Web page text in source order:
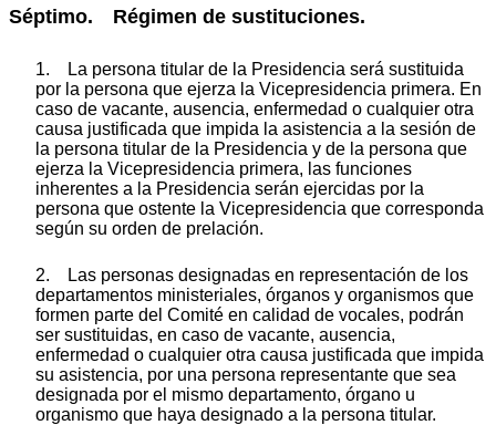
Séptimo. Régimen de sustituciones.
1. La persona titular de la Presidencia será sustituida
por la persona que ejerza la Vicepresidencia primera. En
caso de vacante, ausencia, enfermedad o cualquier otra
causa justificada que impida la asistencia a la sesión de
la persona titular de la Presidencia y de la persona que
ejerza la Vicepresidencia primera, las funciones
inherentes a la Presidencia serán ejercidas por la
persona que ostente la Vicepresidencia que corresponda
según su orden de prelación.
2. Las personas designadas en representación de los
departamentos ministeriales, órganos y organismos que
formen parte del Comité en calidad de vocales, podrán
ser sustituidas, en caso de vacante, ausencia,
enfermedad o cualquier otra causa justificada que impida
su asistencia, por una persona representante que sea
designada por el mismo departamento, órgano u
organismo que haya designado a la persona titular.